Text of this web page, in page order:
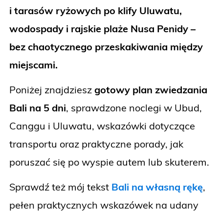
i tarasów ryżowych po klify Uluwatu,
wodospady i rajskie plaże Nusa Penidy –
bez chaotycznego przeskakiwania między
miejscami.
Poniżej znajdziesz gotowy plan zwiedzania
Bali na 5 dni, sprawdzone noclegi w Ubud,
Canggu i Uluwatu, wskazówki dotyczące
transportu oraz praktyczne porady, jak
poruszać się po wyspie autem lub skuterem.
Sprawdź też mój tekst Bali na własną rękę,
pełen praktycznych wskazówek na udany